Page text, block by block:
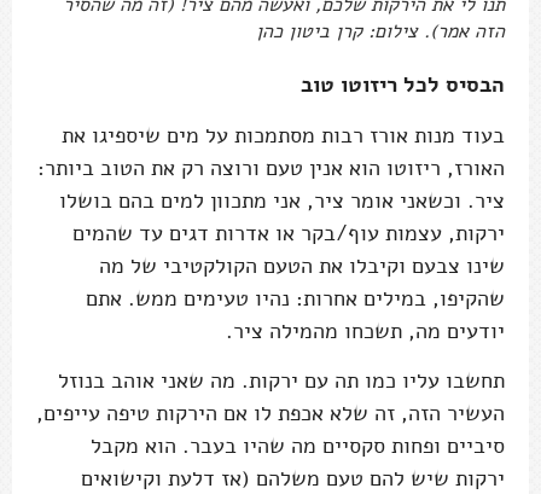
הזה אמר). צילום: קרן ביטון כהן
הבסיס לכל ריזוטו טוב
בעוד מנות אורז רבות מסתמכות על מים שיספיגו את
האורז, ריזוטו הוא אנין טעם ורוצה רק את הטוב ביותר:
ציר. וכשאני אומר ציר, אני מתכוון למים בהם בושלו
ירקות, עצמות עוף/בקר או אדרות דגים עד שהמים
שינו צבעם וקיבלו את הטעם הקולקטיבי של מה
שהקיפו, במילים אחרות: נהיו טעימים ממש. אתם
יודעים מה, תשכחו מהמילה ציר.
תחשבו עליו כמו תה עם ירקות. מה שאני אוהב בנוזל
העשיר הזה, זה שלא אכפת לו אם הירקות טיפה עייפים,
סיביים ופחות סקסיים מה שהיו בעבר. הוא מקבל
ירקות שיש להם טעם משלהם (אז דלעת וקישואים